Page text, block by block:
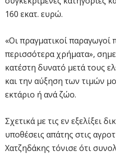
160 εκατ. ευρώ.
«Οι πραγματικοί παραγωγοί
περισσότερα χρήματα»,
κατέστη δυνατό μετά τους
και την αύξηση των τιμών
εκτάριο ή ανά ζώο.
Σχετικά με τις εν εξελίξει
υποθέσεις απάτης στις
Χατζηδάκης τόνισε ότι